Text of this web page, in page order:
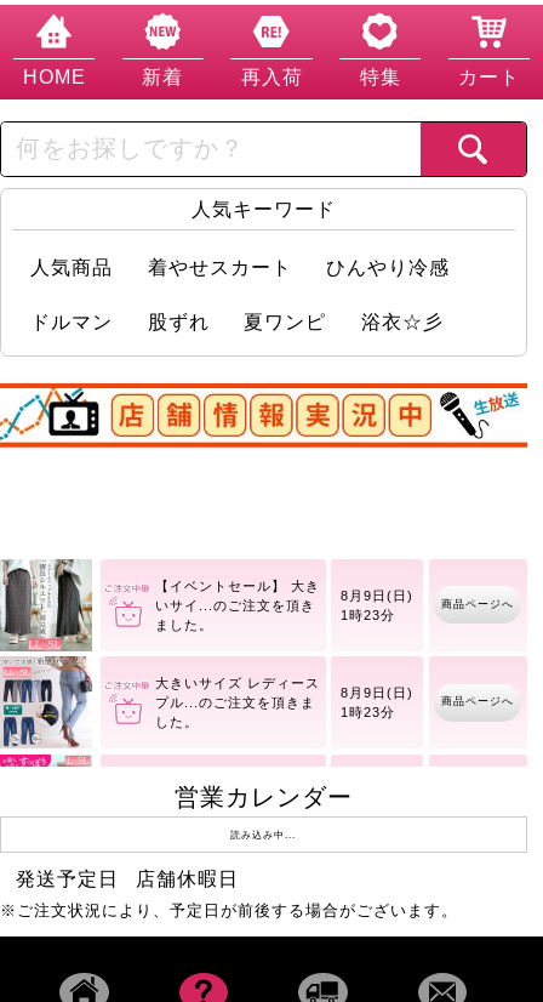
HOME 新着 再入荷 特集 カート
人気キーワード
人気商品 着やせスカート ひんやり冷感
ドルマン 股ずれ 夏ワンピ 浴衣☆彡
店舗情報実況中
【イベントセール】 大き
いサイ
8月9日(日)
1時23分
商品ページへ
大きいサイズ レディース
プル
8月9日(日)
1時23分
商品ページへ
大きいサイズ レディース
ファ
8月9日(日)
バタフライ＆ラインスト
ーン2連バングル
ラインストーンブレスレ
8月8日(土) 商品ページへ
営業カレンダー
読み込み中...
発送予定日 店舗休暇日
※ご注文状況により、予定日が前後する場合がございます。